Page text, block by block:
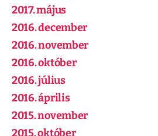
2017. május
2016. december
2016. november
2016. október
2016. július
2016. április
2015. november
2015. október